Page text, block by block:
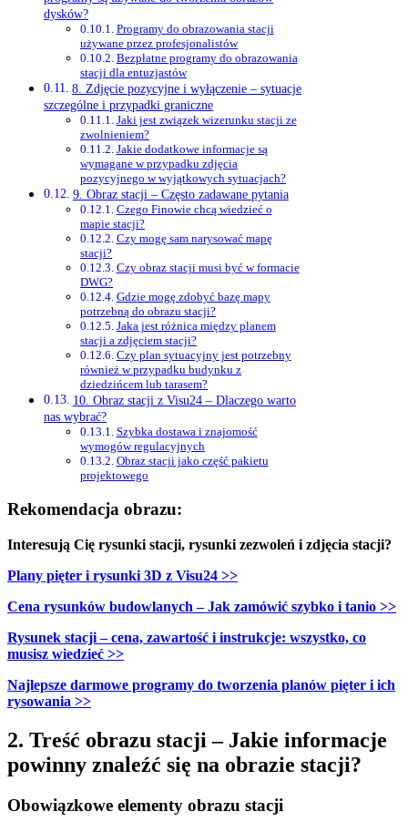
dysków?
Programy do obrazowania stacji
używane przez profesjonalistów
Bezpłatne programy do obrazowania
stacji dla entuzjastów
8. Zdjęcie pozycyjne i wyłączenie – sytuacje
szczególne i przypadki graniczne
Jaki jest związek wizerunku stacji ze
zwolnieniem?
Jakie dodatkowe informacje są
wymagane w przypadku zdjęcia
pozycyjnego w wyjątkowych sytuacjach?
9. Obraz stacji – Często zadawane pytania
Czego Finowie chcą wiedzieć o
mapie stacji?
Czy mogę sam narysować mapę
stacji?
Czy obraz stacji musi być w formacie
DWG?
Gdzie mogę zdobyć bazę mapy
potrzebną do obrazu stacji?
Jaka jest różnica między planem
stacji a zdjęciem stacji?
Czy plan sytuacyjny jest potrzebny
również w przypadku budynku z
dziedzińcem lub tarasem?
10. Obraz stacji z Visu24 – Dlaczego warto
nas wybrać?
Szybka dostawa i znajomość
wymogów regulacyjnych
Obraz stacji jako część pakietu
projektowego
Rekomendacja obrazu:
Interesują Cię rysunki stacji, rysunki zezwoleń i zdjęcia stacji?
Plany pięter i rysunki 3D z Visu24 >>
Cena rysunków budowlanych – Jak zamówić szybko i tanio >>
Rysunek stacji – cena, zawartość i instrukcje: wszystko, co
musisz wiedzieć >>
Najlepsze darmowe programy do tworzenia planów pięter i ich
rysowania >>
2. Treść obrazu stacji – Jakie informacje
powinny znaleźć się na obrazie stacji?
Obowiązkowe elementy obrazu stacji